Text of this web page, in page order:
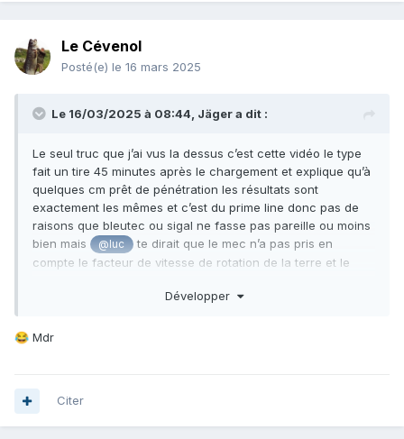
Le Cévenol
Posté(e) le 16 mars 2025
Le 16/03/2025 à 08:44, Jägera dit :
Le seul truc que j’ai vus la dessus c’est cette vidéo le type
fait un tire 45 minutes après le chargement et explique qu’à
quelques cm prêt de pénétration les résultats sont
exactement les mêmes et c’est du prime line donc pas de
raisons que bleutec ou sigal ne fasse pas pareille ou moins
bien mais
@luc
te dirait que le mec n’a pas pris en
compte le facteur de vitesse de rotation de la terre et le
Développer
😂 Mdr
Citer